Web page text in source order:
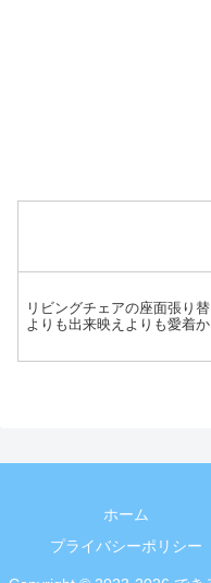
リビングチェアの座面張り
よりも出来映えよりも愛着か
ホーム
プライバシーポリシー